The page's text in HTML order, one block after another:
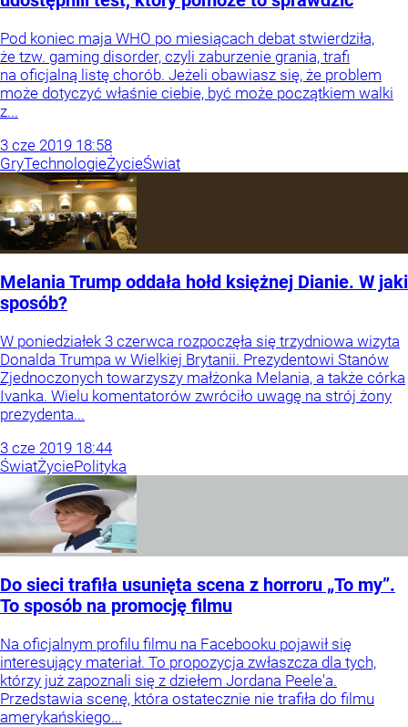
Pod koniec maja WHO po miesiącach debat stwierdziła,
że tzw. gaming disorder, czyli zaburzenie grania, trafi
na oficjalną listę chorób. Jeżeli obawiasz się, że problem
może dotyczyć właśnie ciebie, być może początkiem walki
z...
3 cze 2019 18:58
GryTechnologieŻycieŚwiat
Melania Trump oddała hołd księżnej Dianie. W jaki
sposób?
W poniedziałek 3 czerwca rozpoczęła się trzydniowa wizyta
Donalda Trumpa w Wielkiej Brytanii. Prezydentowi Stanów
Zjednoczonych towarzyszy małżonka Melania, a także córka
Ivanka. Wielu komentatorów zwróciło uwagę na strój żony
prezydenta...
3 cze 2019 18:44
ŚwiatŻyciePolityka
Do sieci trafiła usunięta scena z horroru „To my”.
To sposób na promocję filmu
Na oficjalnym profilu filmu na Facebooku pojawił się
interesujący materiał. To propozycja zwłaszcza dla tych,
którzy już zapoznali się z dziełem Jordana Peele'a.
Przedstawia scenę, która ostatecznie nie trafiła do filmu
amerykańskiego...